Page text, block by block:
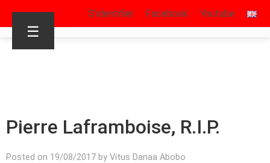
S’identifier Facebook Youtube
☰
Pierre Laframboise, R.I.P.
Posted on 19/08/2017 by Vitus Danaa Abobo